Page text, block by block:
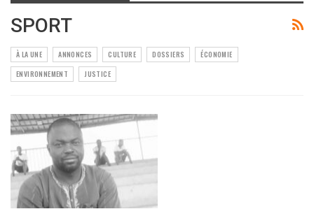
SPORT
À LA UNE ANNONCES CULTURE DOSSIERS
ÉCONOMIE
ENVIRONNEMENT
JUSTICE